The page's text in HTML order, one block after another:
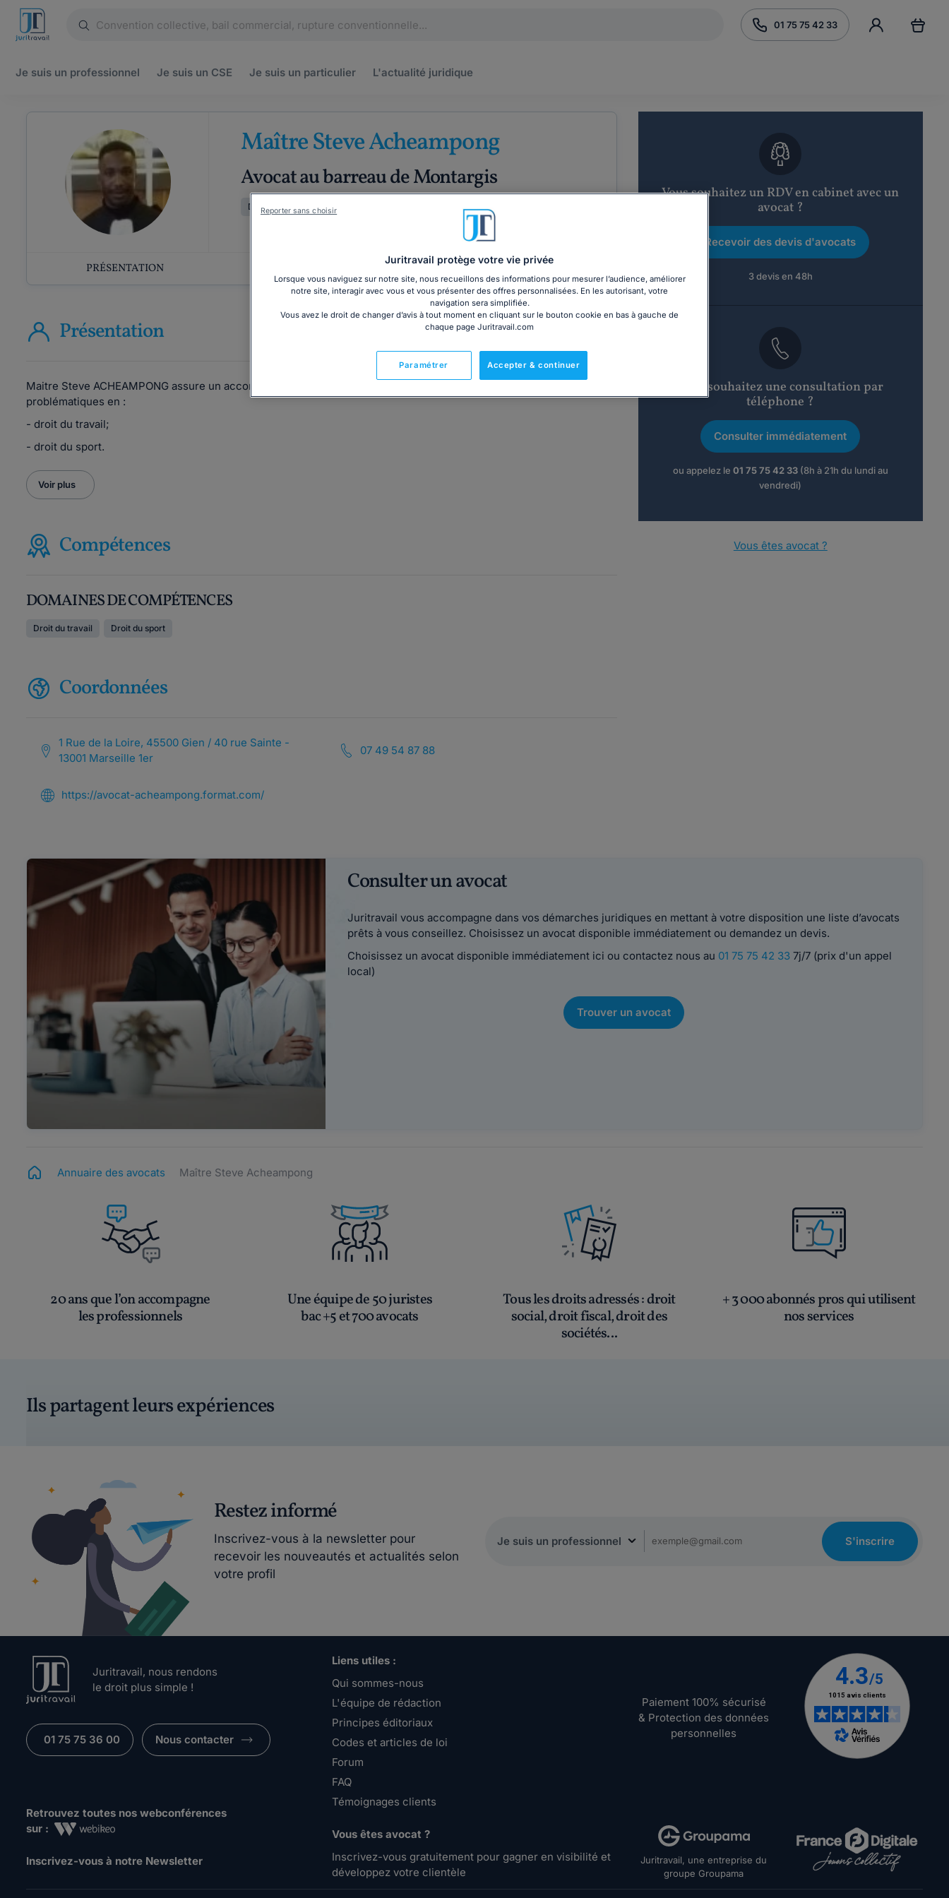
01 75 75 42 33
Je suis un professionnel Je suis un CSE Je suis un particulier L'actualité juridique
Maître Steve Acheampong
Avocat au barreau de Montargis
Droit du travail Droit du sport
PRÉSENTATION COORDONNÉES
Présentation
Maitre Steve ACHEAMPONG assure un accompagnement adapté à chaque situation dans la résolution de vos
problématiques en :
- droit du travail;
- droit du sport.
Voir plus
Compétences
DOMAINES DE COMPÉTENCES
Droit du travail Droit du sport
Coordonnées
1 Rue de la Loire, 45500 Gien / 40 rue Sainte -
13001 Marseille 1er
07 49 54 87 88
https://avocat-acheampong.format.com/
Vous souhaitez un RDV en cabinet avec un
avocat ?
Recevoir des devis d'avocats
3 devis en 48h
Vous souhaitez une consultation par
téléphone ?
Consulter immédiatement
ou appelez le 01 75 75 42 33(8h à 21h du lundi au
vendredi)
Vous êtes avocat ?
Consulter un avocat
Juritravail vous accompagne dans vos démarches juridiques en mettant à votre disposition une liste d’avocats
prêts à vous conseillez. Choisissez un avocat disponible immédiatement ou demandez un devis.
Choisissez un avocat disponible immédiatement ici ou contactez nous au 01 75 75 42 337j/7 (prix d'un appel
local)
Trouver un avocat
Annuaire des avocats Maître Steve Acheampong
20 ans que l’on accompagne
les professionnels
Une équipe de 50 juristes
bac +5 et 700 avocats
Tous les droits adressés: droit
social, droit fiscal, droit des
sociétés...
+ 3 000 abonnés pros qui utilisent
nos services
Ils partagent leurs expériences
Restez informé
Inscrivez-vous à la newsletter pour
recevoir les nouveautés et actualités selon
votre profil
S'inscrire
Juritravail, nous rendons
le droit plus simple !
01 75 75 36 00 Nous contacter
Retrouvez toutes nos webconférences
sur :
Inscrivez-vous à notre Newsletter
Liens utiles :
Qui sommes-nous
L'équipe de rédaction
Principes éditoriaux
Codes et articles de loi
Forum
FAQ
Témoignages clients
Vous êtes avocat ?
Inscrivez-vous gratuitement pour gagner en visibilité et
développez votre clientèle
Paiement 100% sécurisé
& Protection des données
personnelles
Juritravail, une entreprise du
groupe Groupama
Juritravail protège votre vie privée
Lorsque vous naviguez sur notre site, nous recueillons des informations pour mesurer l’audience, améliorer
notre site, interagir avec vous et vous présenter des offres personnalisées. En les autorisant, votre
navigation sera simplifiée.
Vous avez le droit de changer d’avis à tout moment en cliquant sur le bouton cookie en bas à gauche de
chaque page Juritravail.com
Accepter & continuer
Paramétrer
Reporter sans choisir